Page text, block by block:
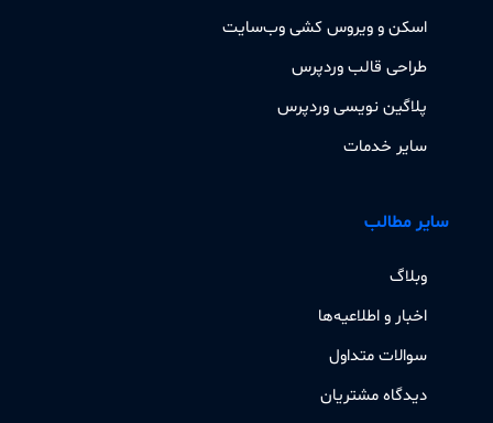
اسکن و ویروس کشی وب‌سایت
طراحی قالب وردپرس
پلاگین نویسی وردپرس
سایر خدمات
سایر مطالب
وبلاگ
اخبار و اطلاعیه‌ها
سوالات متداول
دیدگاه مشتریان